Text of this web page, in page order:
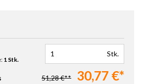
den gewünschten Wert ein oder benutze
1 Stk.
Stk.
51,28 €** 30,77 €*